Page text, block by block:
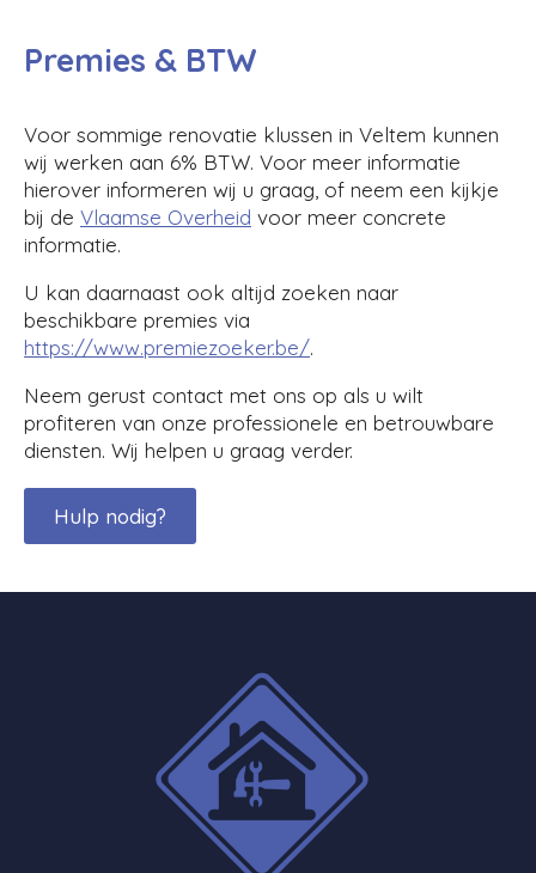
Premies & BTW
Voor sommige renovatie klussen in Veltem kunnen
wij werken aan 6% BTW. Voor meer informatie
hierover informeren wij u graag, of neem een kijkje
bij de Vlaamse Overheid voor meer concrete
informatie.
U kan daarnaast ook altijd zoeken naar
beschikbare premies via
https://www.premiezoeker.be/.
Neem gerust contact met ons op als u wilt
profiteren van onze professionele en betrouwbare
diensten. Wij helpen u graag verder.
Hulp nodig?